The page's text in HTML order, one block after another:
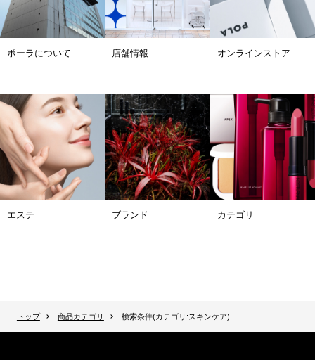
ポーラについて 店舗情報 オンラインストア
エステ ブランド カテゴリ
トップ 商品カテゴリ 検索条件(カテゴリ:スキンケア)